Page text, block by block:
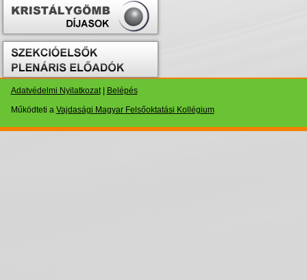
Adatvédelmi Nyilatkozat|
Belépés
Működteti a Vajdasági Magyar Felsőoktatási Kollégium